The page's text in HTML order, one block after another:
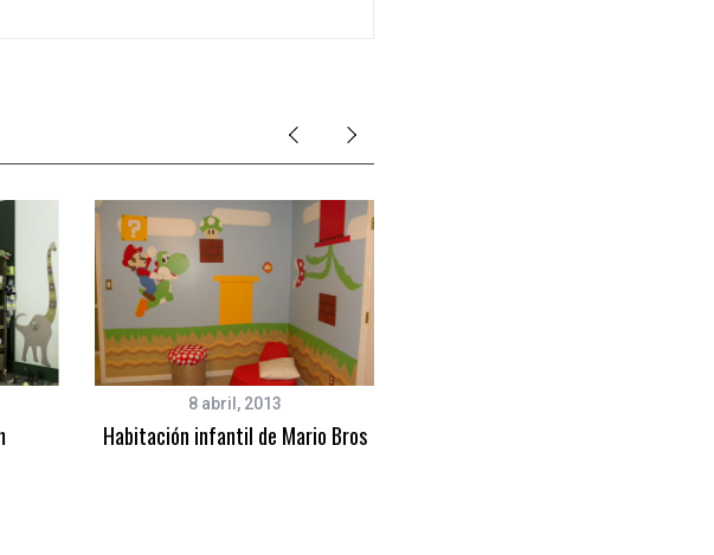
8 abril, 2013
Habitación infantil de Mario Bros